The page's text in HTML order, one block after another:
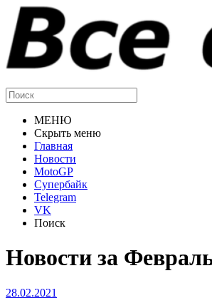
МЕНЮ
Скрыть меню
Главная
Новости
MotoGP
Супербайк
Telegram
VK
Поиск
Новости за
28.02.2021